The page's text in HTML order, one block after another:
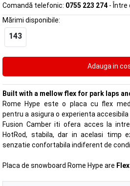
Comandă telefonic: 0755 223 274 - Între
Mărimi disponibile:
143
Built with a mellow flex for park laps
Rome Hype este o placa cu flex
pentru a asigura o experienta
Fusion Camber iti ofera acces la
HotRod, stabila, dar in acelasi timp
senzatie confortabila indiferent de
Placa de snowboard Rome Hype are